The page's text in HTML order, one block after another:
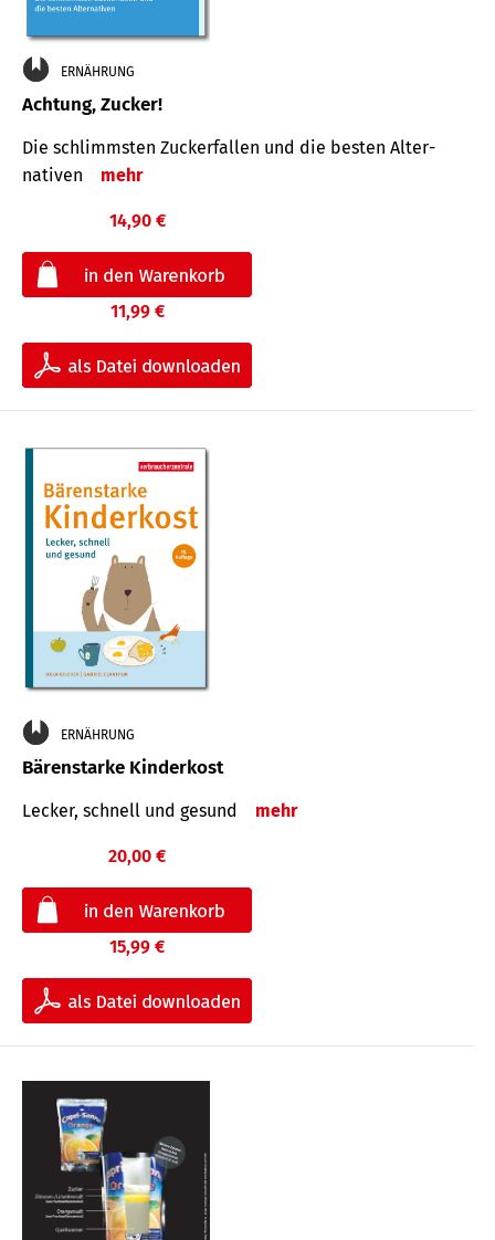
ERNÄHRUNG
Achtung, Zucker!
Die schlimmsten Zucker­fallen und die besten Alter­
nativen
mehr
14,90 €
11,99 €
ERNÄHRUNG
Bärenstarke Kinderkost
Lecker, schnell und gesund mehr
20,00 €
15,99 €